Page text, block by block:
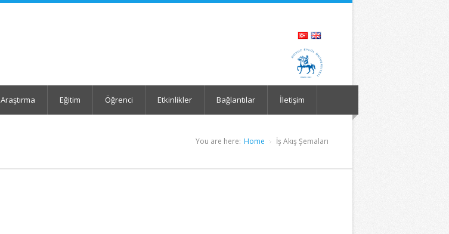
Araştırma Eğitim Öğrenci Etkinlikler Bağlantılar İletişim
You are here: Home İş Akış Şemaları